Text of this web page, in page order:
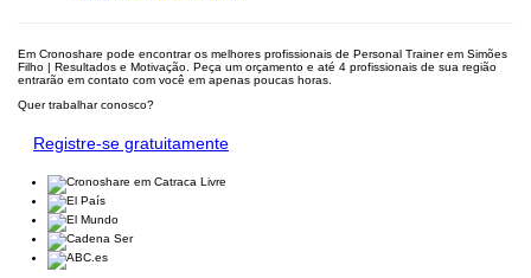
Em Cronoshare pode encontrar os melhores profissionais de Personal Trainer em Simões
Filho | Resultados e Motivação. Peça um orçamento e até 4 profissionais de sua região
entrarão em contato com você em apenas poucas horas.
Quer trabalhar conosco?
Registre-se gratuitamente